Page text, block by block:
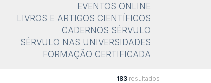
EVENTOS ONLINE
LIVROS E ARTIGOS CIENTÍFICOS
CADERNOS SÉRVULO
SÉRVULO NAS UNIVERSIDADES
FORMAÇÃO CERTIFICADA
183resultados